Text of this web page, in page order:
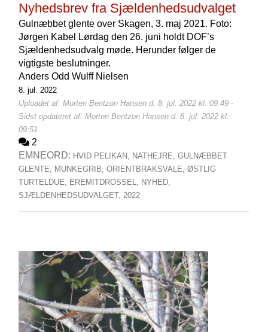
Nyhedsbrev fra Sjældenhedsudvalget
Gulnæbbet glente over Skagen, 3. maj 2021. Foto:
Jørgen Kabel Lørdag den 26. juni holdt DOF’s
Sjældenhedsudvalg møde. Herunder følger de
vigtigste beslutninger.
Anders Odd Wulff Nielsen
8. jul. 2022
Uploadet af: Morten Bentzon Hansen d. 8. jul. 2022 kl. 09:49 -
Sidst opdateret af: Morten Bentzon Hansen d. 8. jul. 2022 kl.
09:51
2
EMNEORD: HVID PELIKAN, NATHEJRE, GULNÆBBET
GLENTE, MUNKEGRIB, ORIENTBRAKSVALE, ØSTLIG
TURTELDUE, EREMITDROSSEL, NYHED,
SJÆLDENHEDSUDVALGET, 2022